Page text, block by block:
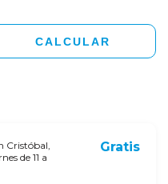
CALCULAR
Cristóbal,
de 11 a
Gratis